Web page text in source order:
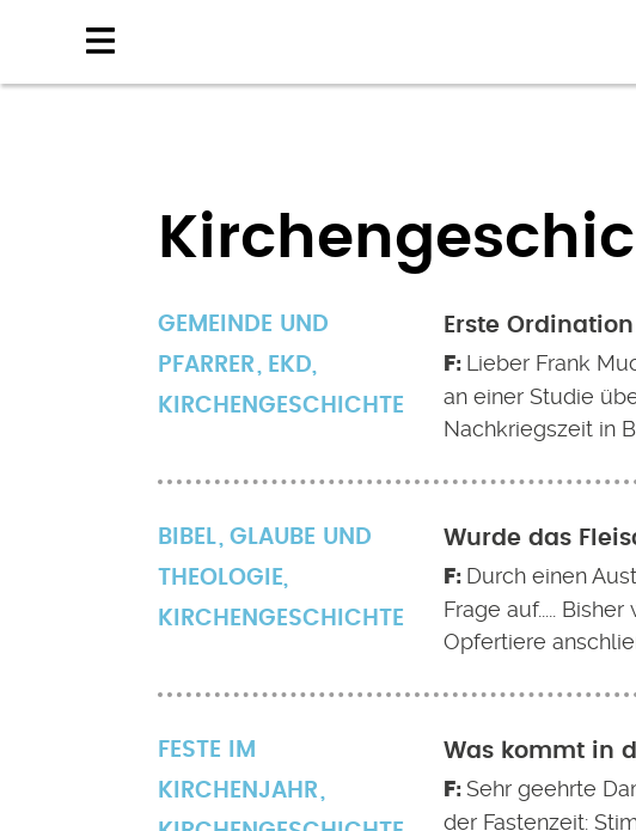
GEMEINDE UND
PFARRER
EKD,
KIRCHENGESCHICHTE
Erste
Lieber Frank
an einer Studie
Nachkriegszeit in
BIBEL GLAUBE UND
THEOLOGIE,
KIRCHENGESCHICHTE
Wurde das
Durch einen
Frage auf.....
Opfertiere
FESTE IM
KIRCHENJAHR
Was kommt in
Sehr geehrte
der Fastenzeit: